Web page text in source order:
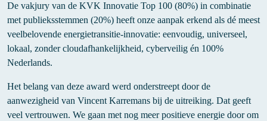
De vakjury van de KVK Innovatie Top 100 (80%) in combinatie
met publieksstemmen (20%) heeft onze aanpak erkend als dé meest
veelbelovende energietransitie-innovatie: eenvoudig, universeel,
lokaal, zonder cloudafhankelijkheid, cyberveilig én 100%
Nederlands.
Het belang van deze award werd onderstreept door de
aanwezigheid van Vincent Karremans bij de uitreiking. Dat geeft
veel vertrouwen. We gaan met nog meer positieve energie door om